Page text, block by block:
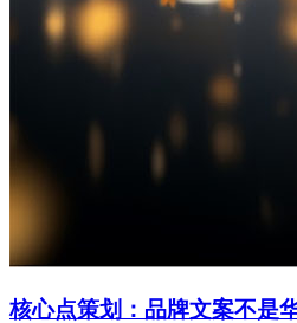
核心点策划：品牌文案不是